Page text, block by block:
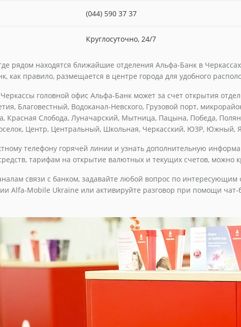
(044) 590 37 37
Круглосуточно, 24/7
рядом находятся ближайшие отделения Альфа-Банк в
как правило, размещается в центре города для удобного
головной офис Альфа-Банк может за счет открытия
Благовестный, Водоканал-Невского, Грузовой порт,
Слобода, Луначарский, Мытница, Пацына, Победа,
Центр, Центральный, Школьная, Черкасский, ЮЗР, Южный,
телефону горячей линии и узнать дополнительную
тарифам на открытие валютных и текущих счетов, можно
связи с банком, задавайте любой вопрос по
Alfa-Mobile Ukraine или активируйте разговор при помощи чат-